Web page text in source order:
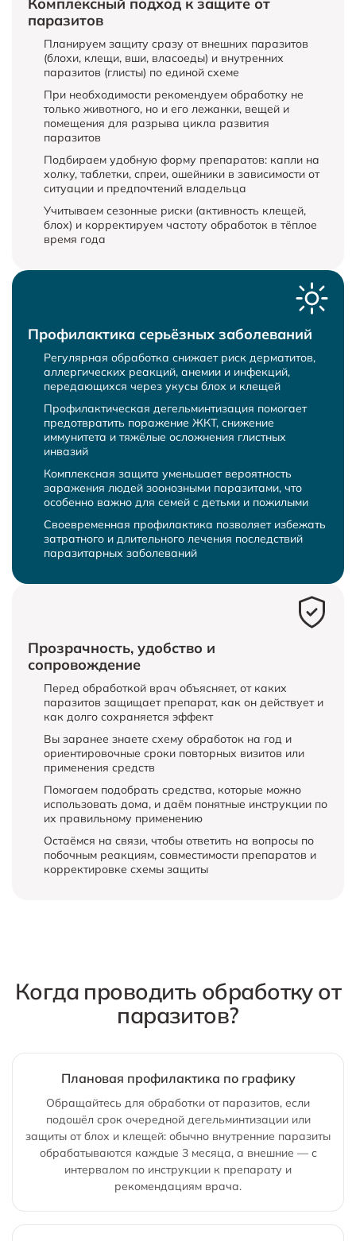
паразитов
Планируем защиту сразу от внешних паразитов
(блохи, клещи, вши, власоеды) и внутренних
паразитов (глисты) по единой схеме
При необходимости рекомендуем обработку не
только животного, но и его лежанки, вещей и
помещения для разрыва цикла развития
паразитов
Подбираем удобную форму препаратов: капли на
холку, таблетки, спреи, ошейники в зависимости от
ситуации и предпочтений владельца
Учитываем сезонные риски (активность клещей,
блох) и корректируем частоту обработок в тёплое
время года
Профилактика серьёзных заболеваний
Регулярная обработка снижает риск дерматитов,
аллергических реакций, анемии и инфекций,
передающихся через укусы блох и клещей
Профилактическая дегельминтизация помогает
предотвратить поражение ЖКТ, снижение
иммунитета и тяжёлые осложнения глистных
инвазий
Комплексная защита уменьшает вероятность
заражения людей зоонозными паразитами, что
особенно важно для семей с детьми и пожилыми
Своевременная профилактика позволяет избежать
затратного и длительного лечения последствий
паразитарных заболеваний
Прозрачность, удобство и
сопровождение
Перед обработкой врач объясняет, от каких
паразитов защищает препарат, как он действует и
как долго сохраняется эффект
Вы заранее знаете схему обработок на год и
ориентировочные сроки повторных визитов или
применения средств
Помогаем подобрать средства, которые можно
использовать дома, и даём понятные инструкции по
их правильному применению
Остаёмся на связи, чтобы ответить на вопросы по
побочным реакциям, совместимости препаратов и
корректировке схемы защиты
Когда проводить обработку от
паразитов?
Плановая профилактика по графику
Обращайтесь для обработки от паразитов, если
подошёл срок очередной дегельминтизации или
защиты от блох и клещей: обычно внутренние паразиты
обрабатываются каждые 3 месяца, а внешние — с
интервалом по инструкции к препарату и
рекомендациям врача.